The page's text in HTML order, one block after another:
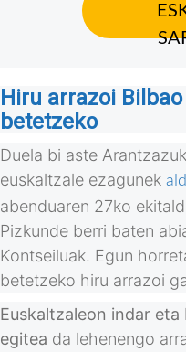
Hiru arrazoi
betetzeko
Duela bi aste
euskaltzale ezagunek
abenduaren 27ko
Pizkunde berri baten
Kontseiluak. Egun
betetzeko hiru arrazoi
Euskaltzaleon indar
egitea da lehenengo